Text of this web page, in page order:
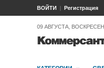
ВОЙТИ Регистрация
09 АВГУСТА,